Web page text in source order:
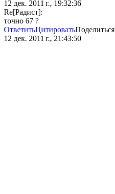
12 дек. 2011 г., 19:32:36
Re[Радист]:
точно 67 ?
ОтветитьЦитироватьПоделиться
12 дек. 2011 г., 21:43:50